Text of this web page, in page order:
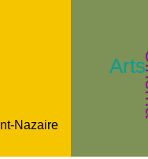
Nazaire